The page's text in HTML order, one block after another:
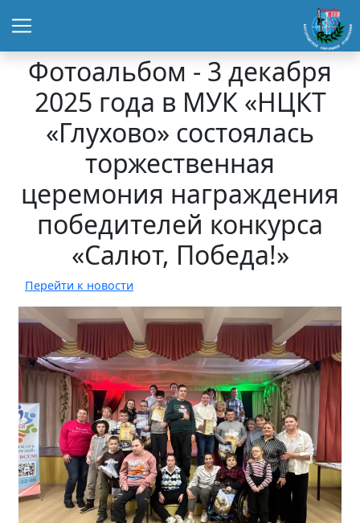
Фотоальбом - 3 декабря
2025 года в МУК «НЦКТ
«Глухово» состоялась
торжественная
церемония награждения
победителей конкурса
«Салют, Победа!»
Перейти к новости